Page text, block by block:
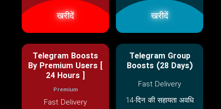
खरीदें खरीदें
Telegram Boosts
By Premium Users [
24 Hours ]
Premium
Fast Delivery
Telegram Group
Boosts (28 Days)
Fast Delivery
14-दिन की सहायता अवधि